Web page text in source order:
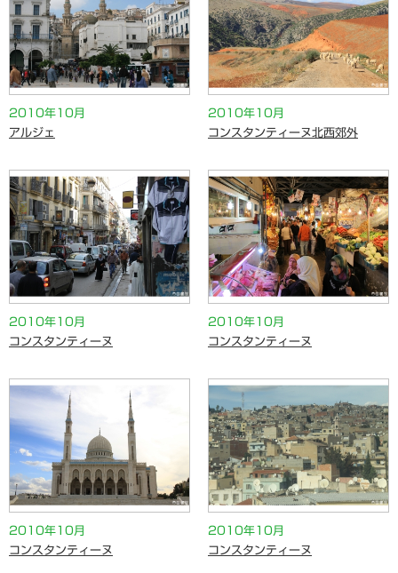
2010年10月
アルジェ
2010年10月
コンスタンティーヌ北西郊外
2010年10月
コンスタンティーヌ
2010年10月
コンスタンティーヌ
2010年10月
コンスタンティーヌ
2010年10月
コンスタンティーヌ